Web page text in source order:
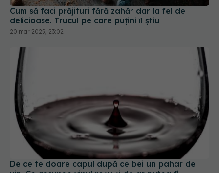
Cum să faci prăjituri fără zahăr dar la fel de
delicioase. Trucul pe care puțini îl știu
20 mar 2025, 23:02
De ce te doare capul după ce bei un pahar de